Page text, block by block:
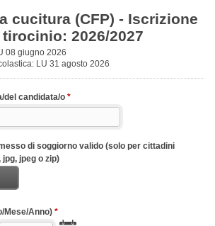
cucitura (CFP) - Iscrizione
2026/2027
08 giugno 2026
LU 31 agosto 2026
del candidata/o *
di soggiorno valido (solo per cittadini
jpeg o zip)
Mese/Anno) *